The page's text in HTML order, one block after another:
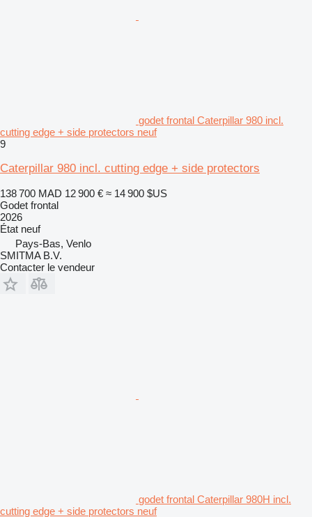
godet frontal Caterpillar 980 incl.
cutting edge + side protectors neuf
9
Caterpillar 980 incl. cutting edge + side protectors
138 700 MAD 12 900 € ≈ 14 900 $US
Godet frontal
2026
État neuf
Pays-Bas, Venlo
SMITMA B.V.
Contacter le vendeur
godet frontal Caterpillar 980H incl.
cutting edge + side protectors neuf